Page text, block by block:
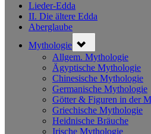
Lieder-Edda
II. Die ältere Edda
Aberglaube
Mythologie sub-
menu
Allgem. Mythologie
Ägyptische Mythologie
Chinesische Mythologie
Germanische Mythologie
Götter & Figuren in der
Griechische Mythologie
Heidnische Bräuche
Irische Mythologie